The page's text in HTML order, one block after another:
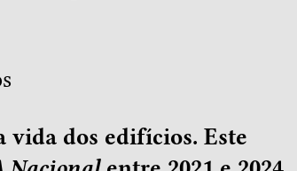
vida dos edifícios. Este